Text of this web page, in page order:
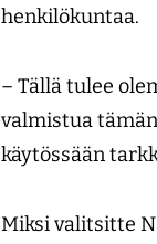
henkilökuntaa.
– Tällä tulee
valmistua
käytössään
Miksi valitsitte